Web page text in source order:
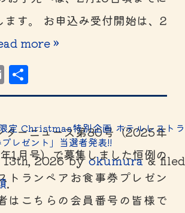
ます。 お申込み受付開始は、2
more »
Email
有
定 Christmas特別企画 ホテルレストラ
レゼント」当選者発表!!
2026byokumura &filed
.
ターニュース第80号（2025年
1月号）で募集しました恒例の
トランペアお食事券プレゼン
はこちらの会員番号の皆様で